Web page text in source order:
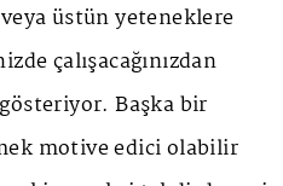
veya üstün yeteneklere
çalışacağınızdan
gösteriyor. Başka bir
motive edici olabilir